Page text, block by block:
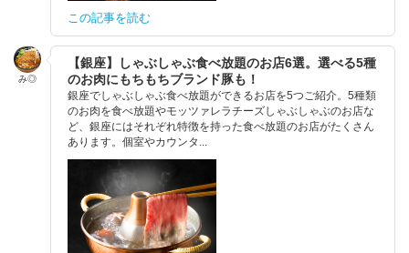
この記事を読む
み◎
【銀座】しゃぶしゃぶ食べ放題のお店6選。選べる5種
のお肉にもちもちブランド豚も！
銀座でしゃぶしゃぶ食べ放題ができるお店を5つご紹介。5種類
のお肉を食べ放題やモッツァレラチーズしゃぶしゃぶのお店な
ど、銀座にはそれぞれ特徴を持った食べ放題のお店がたくさん
あります。個室やカウンタ...